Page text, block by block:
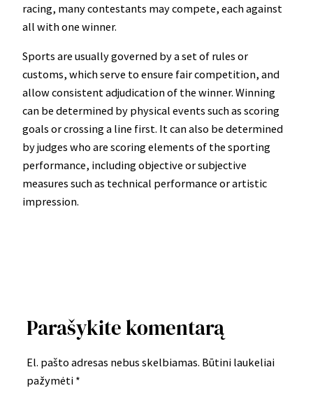
racing, many contestants may compete, each against
all with one winner.
Sports are usually governed by a set of rules or
customs, which serve to ensure fair competition, and
allow consistent adjudication of the winner. Winning
can be determined by physical events such as scoring
goals or crossing a line first. It can also be determined
by judges who are scoring elements of the sporting
performance, including objective or subjective
measures such as technical performance or artistic
impression.
Parašykite komentarą
El. pašto adresas nebus skelbiamas. Būtini laukeliai
pažymėti *